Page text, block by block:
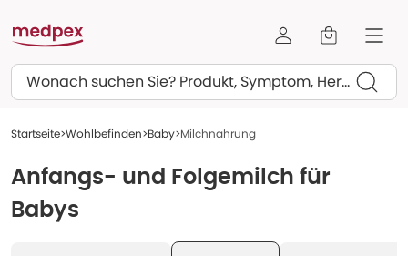
Suchen
Startseite Wohlbefinden Baby Milchnahrung
Anfangs- und Folgemilch für
Babys